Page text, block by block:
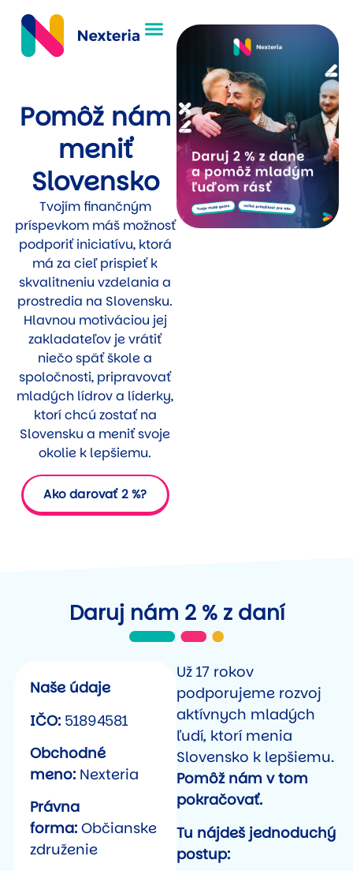
Pomôž nám
meniť
Slovensko
Tvojím finančným
príspevkom máš možnosť
podporiť iniciatívu, ktorá
má za cieľ prispieť k
skvalitneniu vzdelania a
prostredia na Slovensku.
Hlavnou motiváciou jej
zakladateľov je vrátiť
niečo späť škole a
spoločnosti, pripravovať
mladých lídrov a líderky,
ktorí chcú zostať na
Slovensku a meniť svoje
okolie k lepšiemu.
Ako darovať 2 %?
Daruj nám 2 % z daní
Naše údaje
IČO:51894581
Obchodné
meno:Nexteria
Právna
forma:Občianske
združenie
Už 17 rokov
podporujeme rozvoj
aktívnych mladých
ľudí, ktorí menia
Slovensko k lepšiemu.
Pomôž nám v tom
pokračovať.
Tu nájdeš jednoduchý
postup: